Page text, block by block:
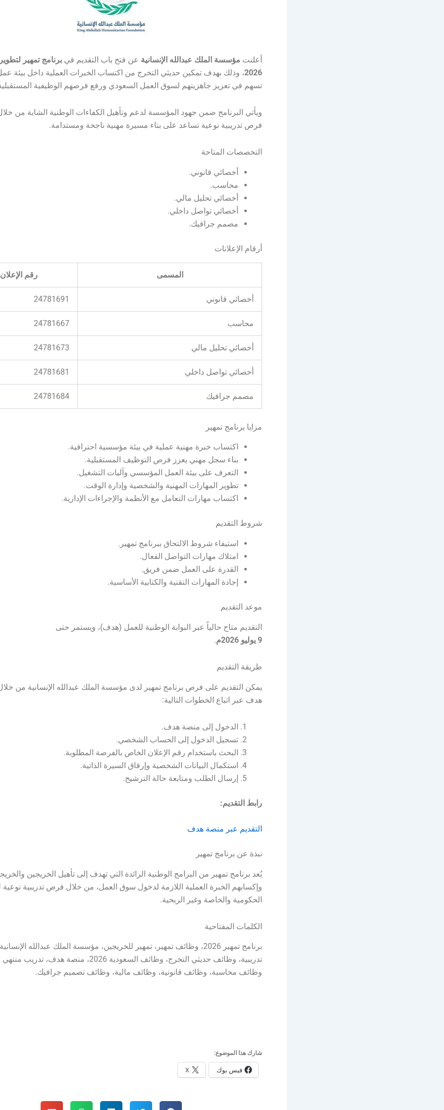
أعلنت مؤسسة الملك عبدالله الإنسانية عن فتح باب التقديم في برنامج تمهير
2026، وذلك بهدف تمكين حديثي التخرج من اكتساب الخبرات العملية داخل بيئة
تسهم في تعزيز جاهزيتهم لسوق العمل السعودي ورفع فرصهم الوظيفية
ويأتي البرنامج ضمن جهود المؤسسة لدعم وتأهيل الكفاءات الوطنية الشابة من
فرص تدريبية نوعية تساعد على بناء مسيرة مهنية ناجحة ومستدامة.
التخصصات المتاحة
أخصائي قانوني.
محاسب.
أخصائي تحليل مالي.
أخصائي تواصل داخلي.
مصمم جرافيك.
أرقام الإعلانات
المسمى رقم الإعلان
أخصائي قانوني 24781691
محاسب 24781667
أخصائي تحليل مالي 24781673
أخصائي تواصل داخلي 24781681
مصمم جرافيك 24781684
مزايا برنامج تمهير
اكتساب خبرة مهنية عملية في بيئة مؤسسية احترافية.
بناء سجل مهني يعزز فرص التوظيف المستقبلية.
التعرف على بيئة العمل المؤسسي وآليات التشغيل.
تطوير المهارات المهنية والشخصية وإدارة الوقت.
اكتساب مهارات التعامل مع الأنظمة والإجراءات الإدارية.
شروط التقديم
استيفاء شروط الالتحاق ببرنامج تمهير.
امتلاك مهارات التواصل الفعال.
القدرة على العمل ضمن فريق.
إجادة المهارات التقنية والكتابية الأساسية.
موعد التقديم
التقديم متاح حالياً عبر البوابة الوطنية للعمل (هدف)، ويستمر حتى
9 يوليو 2026م
.
طريقة التقديم
يمكن التقديم على فرص برنامج تمهير لدى مؤسسة الملك عبدالله الإنسانية من
هدف عبر اتباع الخطوات التالية:
الدخول إلى منصة هدف.
تسجيل الدخول إلى الحساب الشخصي.
البحث باستخدام رقم الإعلان الخاص بالفرصة المطلوبة.
استكمال البيانات الشخصية وإرفاق السيرة الذاتية.
إرسال الطلب ومتابعة حالة الترشيح.
رابط التقديم:
التقديم عبر منصة هدف
نبذة عن برنامج تمهير
يُعد برنامج تمهير من البرامج الوطنية الرائدة التي تهدف إلى تأهيل الخريجين
وإكسابهم الخبرة العملية اللازمة لدخول سوق العمل، من خلال فرص تدريبية
الحكومية والخاصة وغير الربحية.
الكلمات المفتاحية
برنامج تمهير 2026، وظائف تمهير، تمهير للخريجين، مؤسسة الملك عبدالله
تدريبية، وظائف حديثي التخرج، وظائف السعودية 2026، منصة
وظائف محاسبة، وظائف قانونية، وظائف مالية، وظائف تصميم جرافيك.
شارك هذا الموضوع:
فيس بوك X